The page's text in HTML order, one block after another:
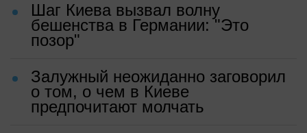
Шаг Киева вызвал волну
бешенства в Германии: "Это
позор"
Залужный неожиданно заговорил
о том, о чем в Киеве
предпочитают молчать